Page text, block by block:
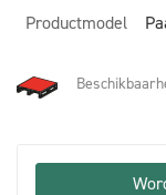
Productmodel